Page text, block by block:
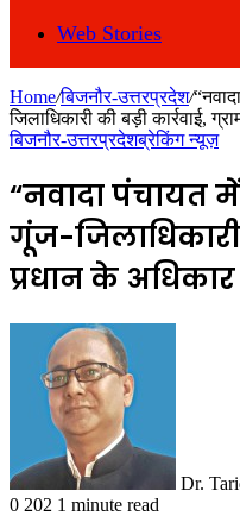
Web Stories
Home/बिजनौर-उत्तरप्रदेश/
जिलाधिकारी की बड़ी कार्रवाई,
बिजनौर-उत्तरप्रदेशब्रेकिंग न्यूज़
“नवादा पंचायत
गूंज-जिलाधिकारी
प्रधान के
Dr.
0 202 1 minute read